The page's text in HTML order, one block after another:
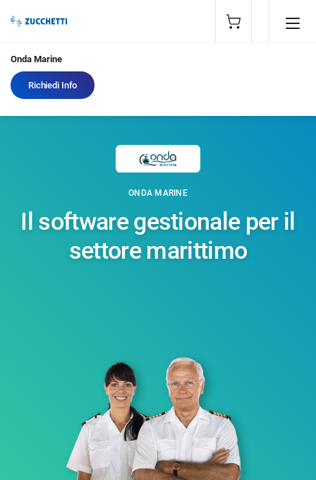
Onda Marine
Richiedi Info
ONDA MARINE
Il software gestionale per il
settore marittimo